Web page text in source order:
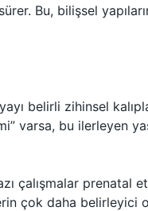
Bu, bilişsel
belirli zihinsel
varsa, bu ilerleyen
çalışmalar prenatal
çok daha